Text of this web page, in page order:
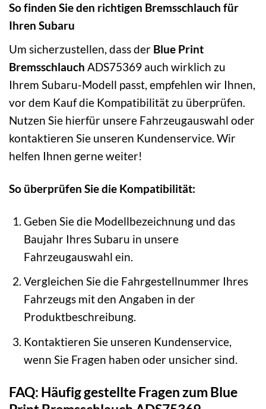
So finden Sie den richtigen Bremsschlauch für
Ihren Subaru
Um sicherzustellen, dass der Blue Print
Bremsschlauch ADS75369 auch wirklich zu
Ihrem Subaru-Modell passt, empfehlen wir Ihnen,
vor dem Kauf die Kompatibilität zu überprüfen.
Nutzen Sie hierfür unsere Fahrzeugauswahl oder
kontaktieren Sie unseren Kundenservice. Wir
helfen Ihnen gerne weiter!
So überprüfen Sie die Kompatibilität:
Geben Sie die Modellbezeichnung und das
Baujahr Ihres Subaru in unsere
Fahrzeugauswahl ein.
Vergleichen Sie die Fahrgestellnummer Ihres
Fahrzeugs mit den Angaben in der
Produktbeschreibung.
Kontaktieren Sie unseren Kundenservice,
wenn Sie Fragen haben oder unsicher sind.
FAQ: Häufig gestellte Fragen zum Blue